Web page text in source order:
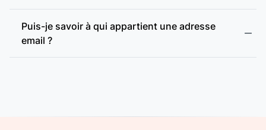
Puis-je savoir à qui appartient une adresse
email ?